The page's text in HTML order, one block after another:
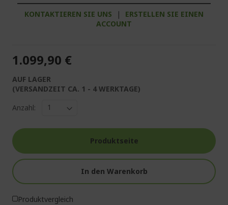
KONTAKTIEREN SIE UNS |
ERSTELLEN SIE EINEN
ACCOUNT
1.099,90 €
AUF LAGER
(VERSANDZEIT CA. 1 - 4 WERKTAGE)
Anzahl:
Produktseite
In den Warenkorb
Produktvergleich